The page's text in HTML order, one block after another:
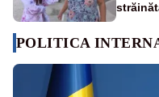
POLITICA